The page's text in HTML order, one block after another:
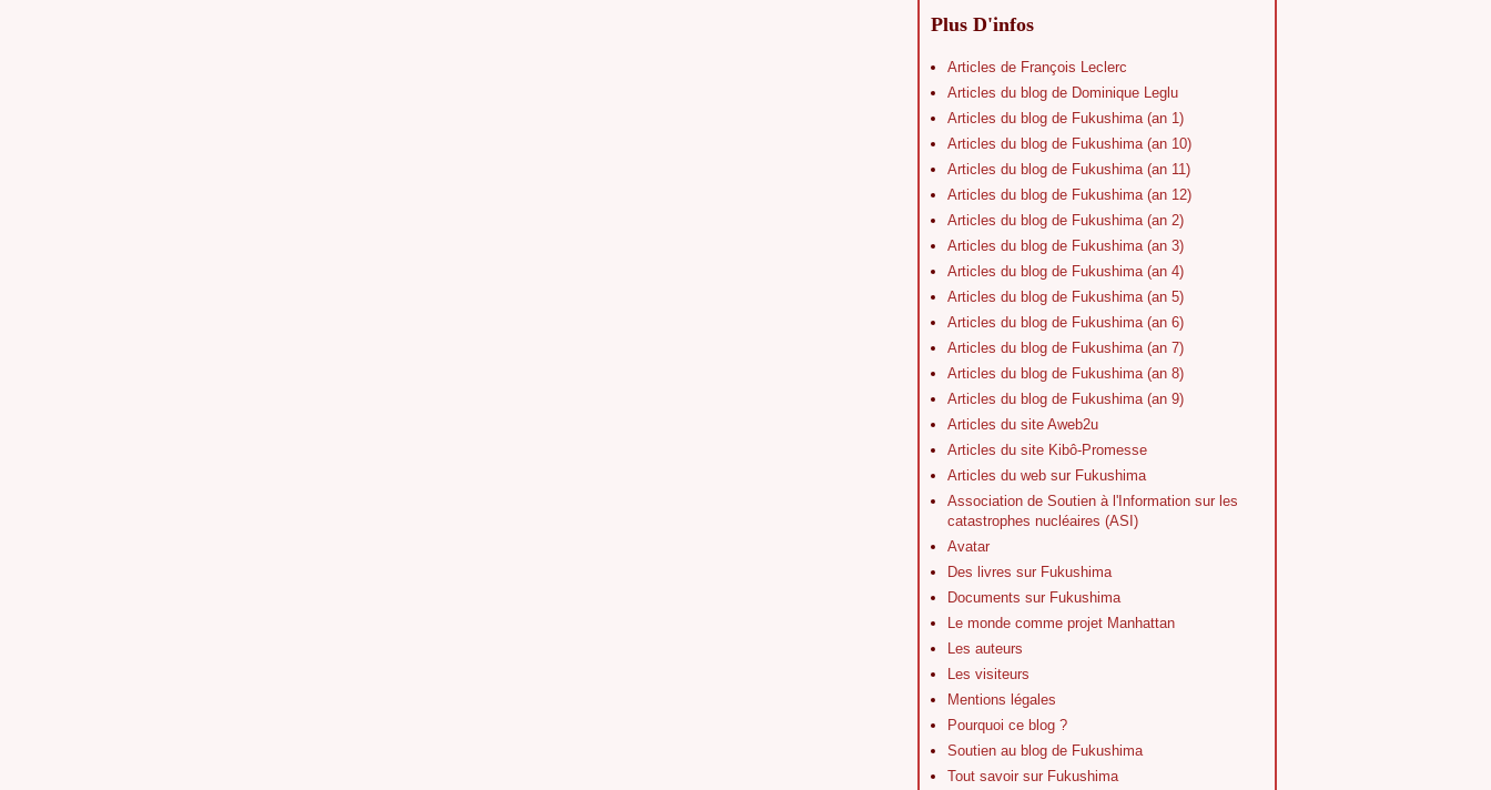
Plus D'infos
Articles de François Leclerc
Articles du blog de Dominique Leglu
Articles du blog de Fukushima (an 1)
Articles du blog de Fukushima (an 10)
Articles du blog de Fukushima (an 11)
Articles du blog de Fukushima (an 12)
Articles du blog de Fukushima (an 2)
Articles du blog de Fukushima (an 3)
Articles du blog de Fukushima (an 4)
Articles du blog de Fukushima (an 5)
Articles du blog de Fukushima (an 6)
Articles du blog de Fukushima (an 7)
Articles du blog de Fukushima (an 8)
Articles du blog de Fukushima (an 9)
Articles du site Aweb2u
Articles du site Kibô-Promesse
Articles du web sur Fukushima
Association de Soutien à l'Information sur les
catastrophes nucléaires (ASI)
Avatar
Des livres sur Fukushima
Documents sur Fukushima
Le monde comme projet Manhattan
Les auteurs
Les visiteurs
Mentions légales
Pourquoi ce blog ?
Soutien au blog de Fukushima
Tout savoir sur Fukushima